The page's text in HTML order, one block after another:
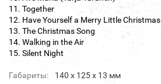
11. Together
12. Have Yourself a Merry Little Christmas
13. The Christmas Song
14. Walking in the Air
15. Silent Night
Габариты: 140 х 125 х 13 мм